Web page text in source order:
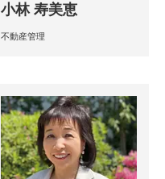
小林 寿美恵
不動産管理